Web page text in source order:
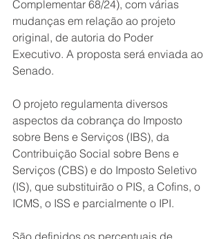
Complementar 68/24), com várias
mudanças em relação ao projeto
original, de autoria do Poder
Executivo. A proposta será enviada ao
Senado.
O projeto regulamenta diversos
aspectos da cobrança do Imposto
sobre Bens e Serviços (IBS), da
Contribuição Social sobre Bens e
Serviços (CBS) e do Imposto Seletivo
(IS), que substituirão o PIS, a Cofins, o
ICMS, o ISS e parcialmente o IPI.
São definidos os percentuais de